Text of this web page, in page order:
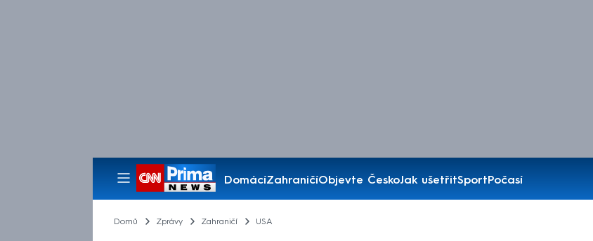
DomácíZahraničíObjevte ČeskoJak ušetřitSportPočasí
Pořady
Domů Zprávy Zahraničí USA